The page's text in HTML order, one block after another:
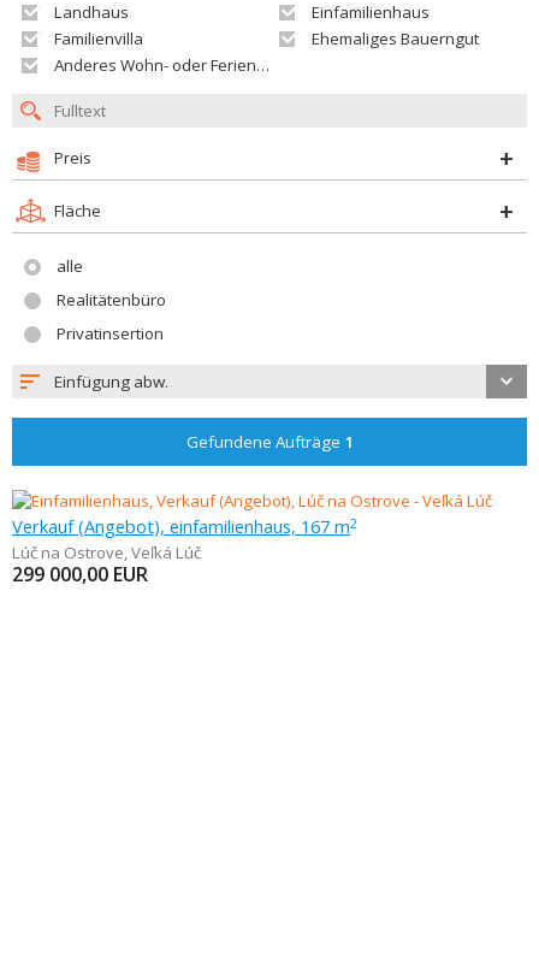
Landhaus
Einfamilienhaus
Familienvilla
Ehemaliges Bauerngut
Anderes Wohn- oder Ferienobjekt
Preis
Fläche
alle
Realitätenbüro
Privatinsertion
Einfügung abw.
Gefundene Aufträge 1
Verkauf (Angebot), einfamilienhaus, 167 m2
Lúč na Ostrove,Veľká Lúč
299 000,00 EUR